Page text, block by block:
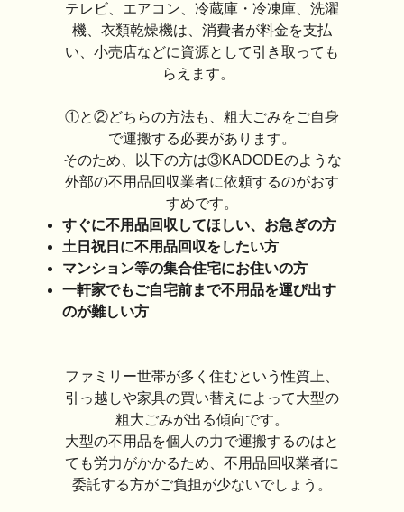
テレビ、エアコン、冷蔵庫・冷凍庫、洗濯
機、衣類乾燥機は、消費者が料金を支払
い、小売店などに資源として引き取っても
らえます。
①と②どちらの方法も、粗大ごみをご自身
で運搬する必要があります。
そのため、以下の方は③KADODEのような
外部の不用品回収業者に依頼するのがおす
すめです。
すぐに不用品回収してほしい、お急ぎの方
土日祝日に不用品回収をしたい方
マンション等の集合住宅にお住いの方
一軒家でもご自宅前まで不用品を運び出す
のが難しい方
ファミリー世帯が多く住むという性質上、
引っ越しや家具の買い替えによって大型の
粗大ごみが出る傾向です。
大型の不用品を個人の力で運搬するのはと
ても労力がかかるため、不用品回収業者に
委託する方がご負担が少ないでしょう。